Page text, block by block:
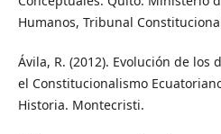
Humanos, Tribunal
Ávila, R. (2012). Evolución de
el Constitucionalismo
Historia. Montecristi.